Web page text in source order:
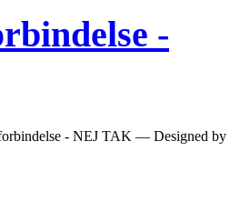
-
- NEJ TAK — Designed by